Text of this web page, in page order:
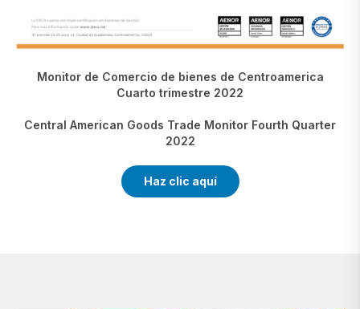
Monitor de Comercio de bienes de Centroamerica
Cuarto trimestre 2022
Central American Goods Trade Monitor Fourth Quarter
2022
Haz clic aquí